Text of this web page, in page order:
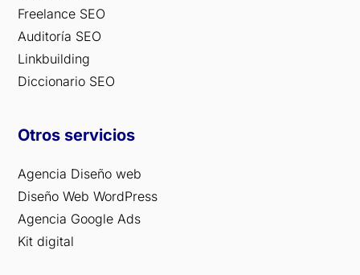
Freelance SEO
Auditoría SEO
Linkbuilding
Diccionario SEO
Otros servicios
Agencia Diseño web
Diseño Web WordPress
Agencia Google Ads
Kit digital